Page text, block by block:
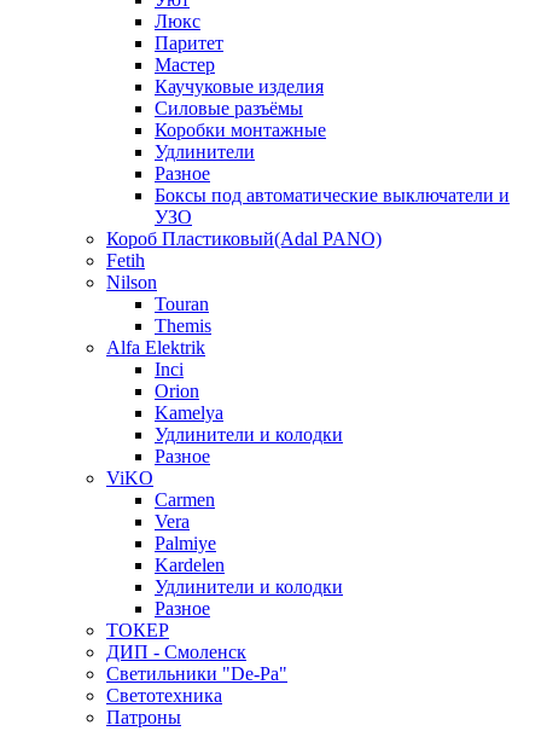
Люкс
Паритет
Мастер
Каучуковые изделия
Силовые разъёмы
Коробки монтажные
Удлинители
Разное
Боксы под автоматические выключатели и
УЗО
Короб Пластиковый(Adal PANO)
Fetih
Nilson
Touran
Themis
Alfa Elektrik
Inci
Orion
Kamelya
Удлинители и колодки
Разное
ViKO
Carmen
Vera
Palmiye
Kardelen
Удлинители и колодки
Разное
ТОКЕР
ДИП - Смоленск
Светильники "De-Pa"
Светотехника
Патроны